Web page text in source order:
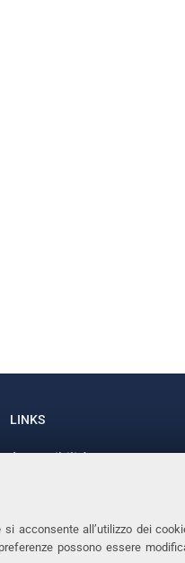
si acconsente all’utilizzo dei
possono essere
LINKS
Accessibilità
Cookies